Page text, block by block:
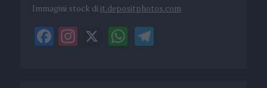
Immagini stock di it.depositphotos.com